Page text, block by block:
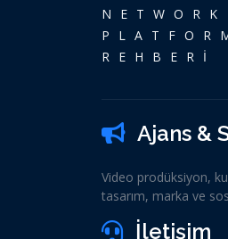
REHBERİ
Ajans &
Video prodüksiyon,
tasarım, marka ve
İletişim